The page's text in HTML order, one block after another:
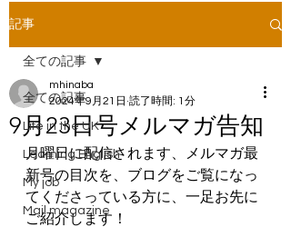
記事
全ての記事
Life in the UK
Learning English
My job
Mail magazine
全ての記事
9月23日号メルマガ告知
mhinaba
2024年9月21日 読了時間: 1分
月曜日に配信されます、メルマガ最
新号の目次を、ブログをご覧になっ
てくださっている方に、一足お先に
ご紹介します！